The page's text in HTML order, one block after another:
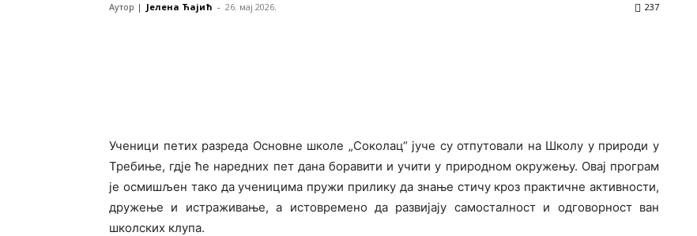
Аутор | Јелена Ћајић - 26. мај 2026. 237
Ученици петих разреда Основне школе „Соколац“ јуче су отпутовали на Школу у природи у
Требиње, гдје ће наредних пет дана боравити и учити у природном окружењу. Овај програм
је осмишљен тако да ученицима пружи прилику да знање стичу кроз практичне активности,
дружење и истраживање, а истовремено да развијају самосталност и одговорност ван
школских клупа.